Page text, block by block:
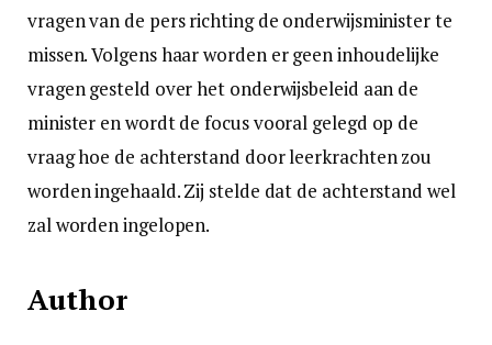
vragen van de pers richting de onderwijsminister te
missen. Volgens haar worden er geen inhoudelijke
vragen gesteld over het onderwijsbeleid aan de
minister en wordt de focus vooral gelegd op de
vraag hoe de achterstand door leerkrachten zou
worden ingehaald. Zij stelde dat de achterstand wel
zal worden ingelopen.
Author